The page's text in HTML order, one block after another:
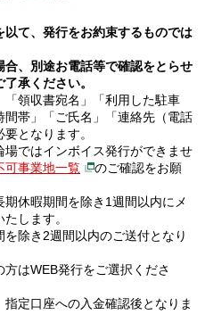
て、発行をお約束するものでは
、別途お電話等で確認をとらせ
承ください。
「領収書宛名」「利用した駐車
帯」「ご氏名」「連絡先（電話
となります。
場ではインボイス発行ができませ
可事業地一覧
のご確認をお願
期休暇期間を除き1週間以内にメ
します。
を除き2週間以内のご送付となり
はWEB発行をご選択くださ
指定口座への入金確認後となりま